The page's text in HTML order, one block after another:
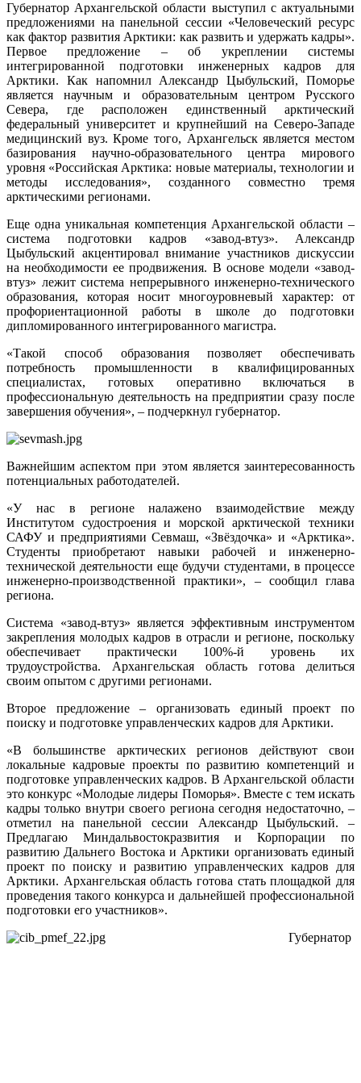
Губернатор Архангельской области выступил с актуальными
предложениями на панельной сессии «Человеческий ресурс
как фактор развития Арктики: как развить и удержать кадры».
Первое предложение – об укреплении системы
интегрированной подготовки инженерных кадров для
Арктики. Как напомнил Александр Цыбульский, Поморье
является научным и образовательным центром Русского
Севера, где расположен единственный арктический
федеральный университет и крупнейший на Северо-Западе
медицинский вуз. Кроме того, Архангельск является местом
базирования научно-образовательного центра мирового
уровня «Российская Арктика: новые материалы, технологии и
методы исследования», созданного совместно тремя
арктическими регионами.
Еще одна уникальная компетенция Архангельской области –
система подготовки кадров «завод-втуз». Александр
Цыбульский акцентировал внимание участников дискуссии
на необходимости ее продвижения. В основе модели «завод-
втуз» лежит система непрерывного инженерно-технического
образования, которая носит многоуровневый характер: от
профориентационной работы в школе до подготовки
дипломированного интегрированного магистра.
«Такой способ образования позволяет обеспечивать
потребность промышленности в квалифицированных
специалистах, готовых оперативно включаться в
профессиональную деятельность на предприятии сразу после
завершения обучения», – подчеркнул губернатор.
Важнейшим аспектом при этом является заинтересованность
потенциальных работодателей.
«У нас в регионе налажено взаимодействие между
Институтом судостроения и морской арктической техники
САФУ и предприятиями Севмаш, «Звёздочка» и «Арктика».
Студенты приобретают навыки рабочей и инженерно-
технической деятельности еще будучи студентами, в процессе
инженерно-производственной практики», – сообщил глава
региона.
Система «завод-втуз» является эффективным инструментом
закрепления молодых кадров в отрасли и регионе, поскольку
обеспечивает практически 100%-й уровень их
трудоустройства. Архангельская область готова делиться
своим опытом с другими регионами.
Второе предложение – организовать единый проект по
поиску и подготовке управленческих кадров для Арктики.
«В большинстве арктических регионов действуют свои
локальные кадровые проекты по развитию компетенций и
подготовке управленческих кадров. В Архангельской области
это конкурс «Молодые лидеры Поморья». Вместе с тем искать
кадры только внутри своего региона сегодня недостаточно, –
отметил на панельной сессии Александр Цыбульский. –
Предлагаю Миндальвостокразвития и Корпорации по
развитию Дальнего Востока и Арктики организовать единый
проект по поиску и развитию управленческих кадров для
Арктики. Архангельская область готова стать площадкой для
проведения такого конкурса и дальнейшей профессиональной
подготовки его участников».
Губернатор